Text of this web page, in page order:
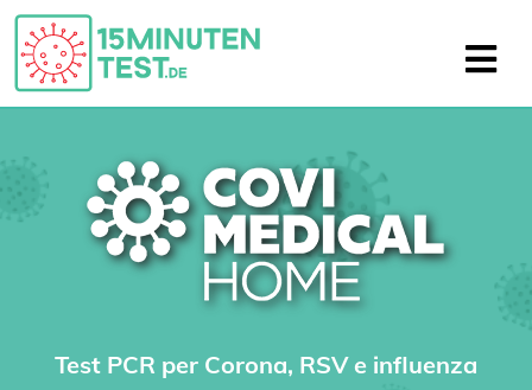
Test PCR per Corona, RSV e influenza